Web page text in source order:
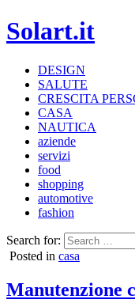
Solart.it
DESIGN
SALUTE
CRESCITA
CASA
NAUTICA
aziende
servizi
food
shopping
automotive
fashion
Search for:
Posted in casa
Manutenzione